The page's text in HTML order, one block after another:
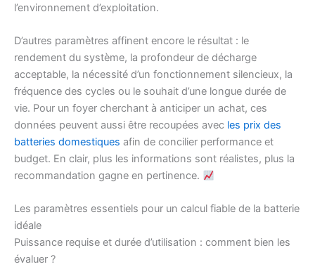
l’environnement d’exploitation.
D’autres paramètres affinent encore le résultat : le
rendement du système, la profondeur de décharge
acceptable, la nécessité d’un fonctionnement silencieux, la
fréquence des cycles ou le souhait d’une longue durée de
vie. Pour un foyer cherchant à anticiper un achat, ces
données peuvent aussi être recoupées avec les prix des
batteries domestiques afin de concilier performance et
budget. En clair, plus les informations sont réalistes, plus la
recommandation gagne en pertinence.
Les paramètres essentiels pour un calcul fiable de la batterie
idéale
Puissance requise et durée d’utilisation : comment bien les
évaluer ?